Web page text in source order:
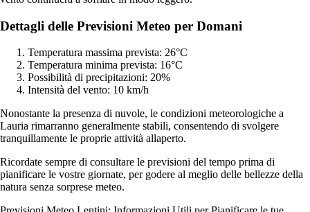
Dettagli delle Previsioni Meteo per Domani
Temperatura massima prevista: 26°C
Temperatura minima prevista: 16°C
Possibilità di precipitazioni: 20%
Intensità del vento: 10 km/h
Nonostante la presenza di nuvole, le condizioni meteorologiche a
Lauria rimarranno generalmente stabili, consentendo di svolgere
tranquillamente le proprie attività allaperto.
Ricordate sempre di consultare le previsioni del tempo prima di
pianificare le vostre giornate, per godere al meglio delle bellezze della
natura senza sorprese meteo.